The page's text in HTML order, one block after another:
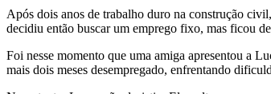
Após dois anos de trabalho duro na construção
decidiu então buscar um emprego fixo, mas ficou
Foi nesse momento que uma amiga apresentou a
mais dois meses desempregado, enfrentando